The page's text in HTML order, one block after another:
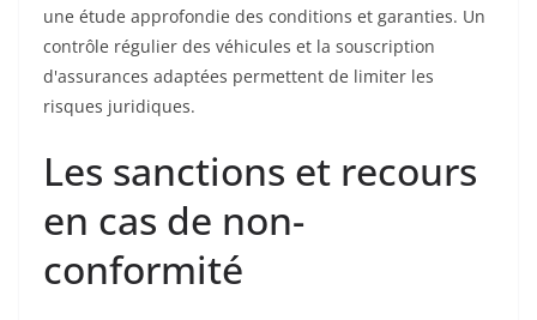
une étude approfondie des conditions et garanties. Un
contrôle régulier des véhicules et la souscription
d'assurances adaptées permettent de limiter les
risques juridiques.
Les sanctions et recours
en cas de non-
conformité